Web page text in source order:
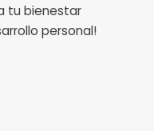
tu bienestar
personal!